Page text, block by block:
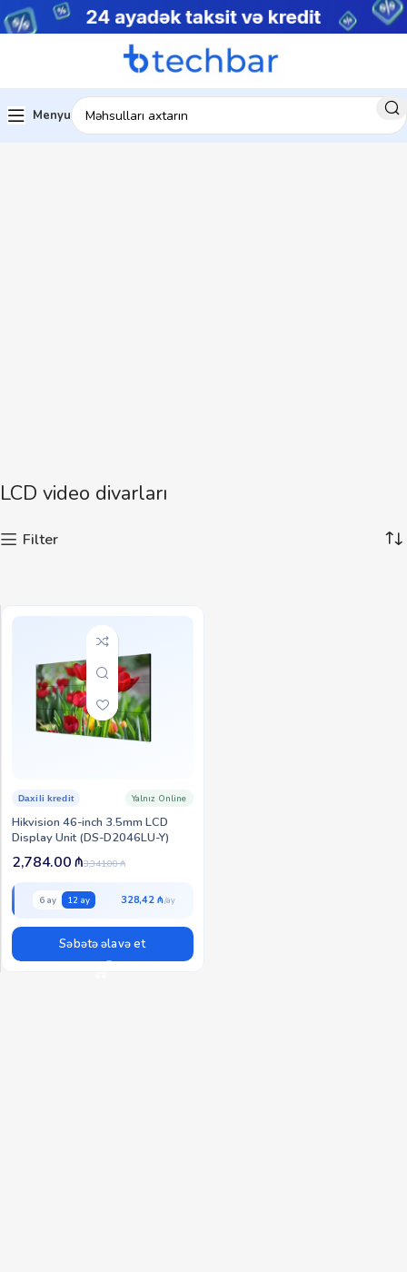
Menyu
LCD video divarları
Filter
Hikvision 46-inch 3.5mm LCD
Display Unit (DS-D2046LU-Y)
Daxili kredit Yalnız Online
3,341.00₼
2,784.00₼
6 ay 12 ay 328,42 ₼
Səbətə əlavə et